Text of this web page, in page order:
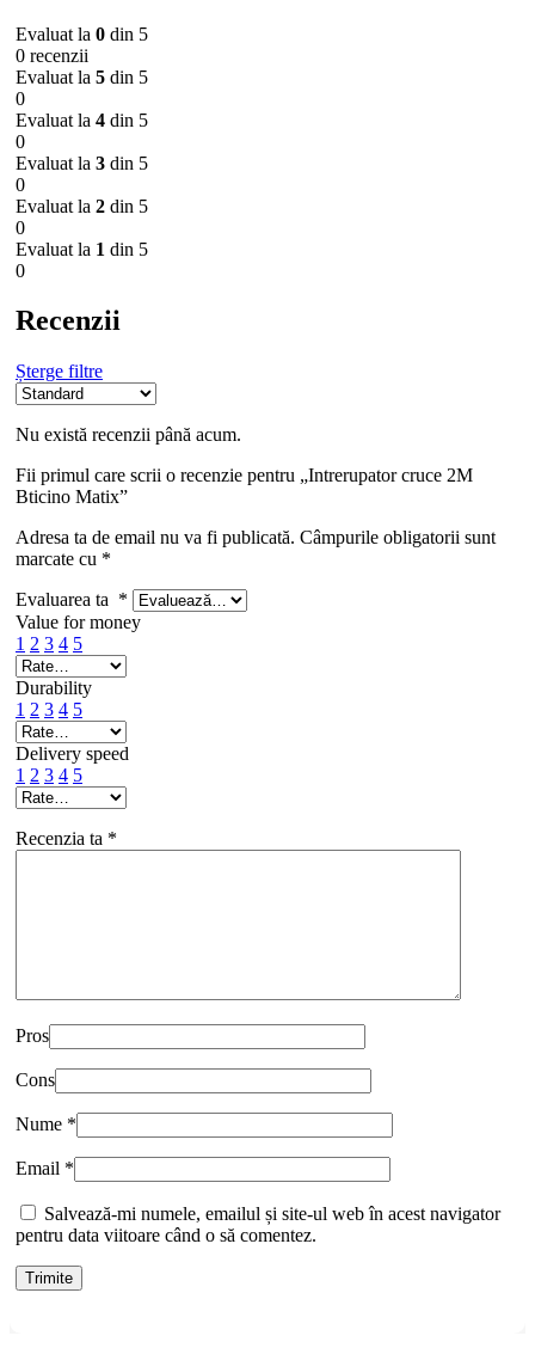
Evaluat la 0 din 5
0 recenzii
Evaluat la 5 din 5
0
Evaluat la 4 din 5
0
Evaluat la 3 din 5
0
Evaluat la 2 din 5
0
Evaluat la 1 din 5
0
Recenzii
Șterge filtre
Nu există recenzii până acum.
Fii primul care scrii o recenzie pentru „Intrerupator cruce 2M
Bticino Matix”
Adresa ta de email nu va fi publicată. Câmpurile obligatorii sunt
marcate cu *
Evaluarea ta *
Value for money
1 2 3 4 5
Durability
1 2 3 4 5
Delivery speed
1 2 3 4 5
Recenzia ta *
Pros
Cons
Nume *
Email *
Salvează-mi numele, emailul și site-ul web în acest navigator
pentru data viitoare când o să comentez.